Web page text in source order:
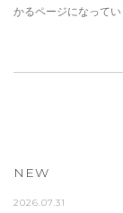
かるページになって
NEW
2026.07.31